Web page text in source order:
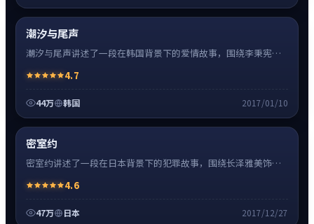
超清4K
潮汐与尾声
潮汐与尾声讲述了一段在韩国背景下的爱情故事，围绕李秉宪饰
情绪克制。4.7
44万 韩国 2017/01/10
超清4K
密室约
密室约讲述了一段在日本背景下的犯罪故事，围绕长泽雅美饰演
绪克制。 4.6
47万 日本 2017/12/27